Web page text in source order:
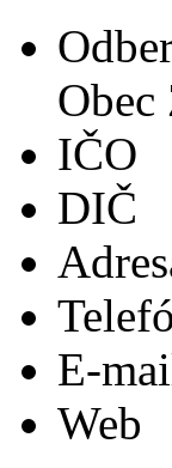
Obec
IČO
DIČ
E-
Web